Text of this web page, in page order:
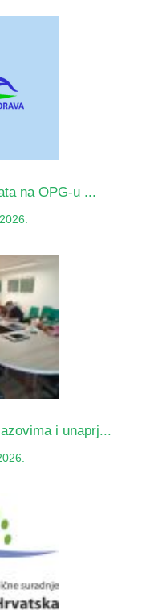
na OPG-u ...
i unaprj...